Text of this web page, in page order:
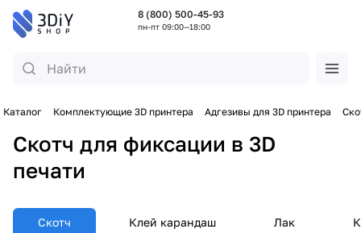
8 (800) 500-45-93
пн-пт 09:00—18:00
Каталог Комплектующие 3D принтера Адгезивы для 3D принтера
Скотч для фиксации в 3D
печати
Скотч Клей карандаш Лак